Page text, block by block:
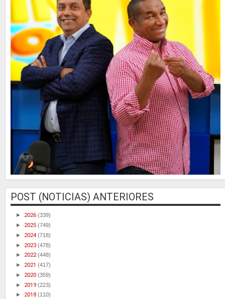
POST (NOTICIAS) ANTERIORES
► 2026 (339)
► 2025 (749)
► 2024 (718)
► 2023 (478)
► 2022(448)
► 2021 (417)
► 2020 (359)
► 2019 (223)
► 2018 (110)